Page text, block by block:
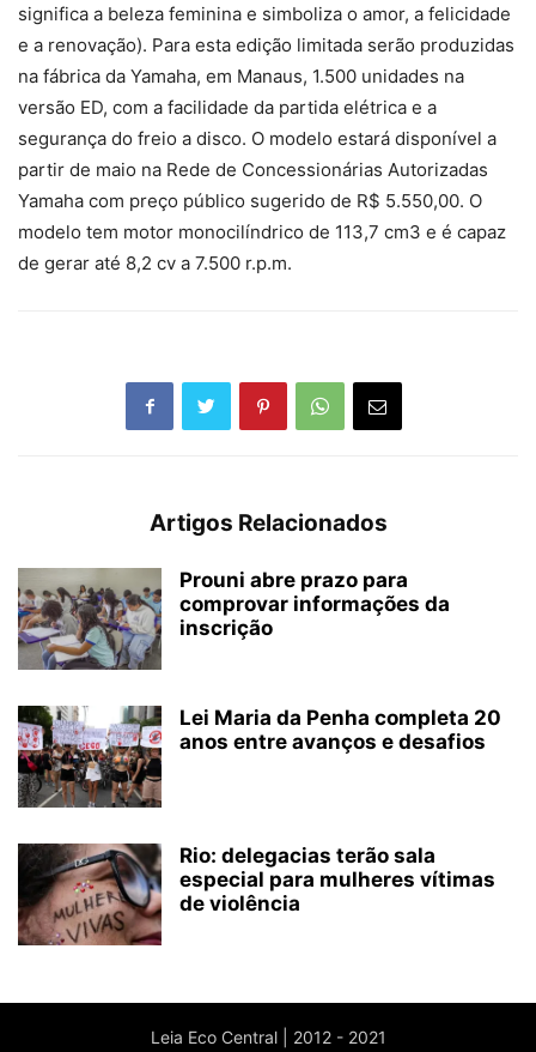
significa a beleza feminina e simboliza o amor, a felicidade
e a renovação). Para esta edição limitada serão produzidas
na fábrica da Yamaha, em Manaus, 1.500 unidades na
versão ED, com a facilidade da partida elétrica e a
segurança do freio a disco. O modelo estará disponível a
partir de maio na Rede de Concessionárias Autorizadas
Yamaha com preço público sugerido de R$ 5.550,00. O
modelo tem motor monocilíndrico de 113,7 cm3 e é capaz
de gerar até 8,2 cv a 7.500 r.p.m.
Artigos Relacionados
Prouni abre prazo para
comprovar informações da
inscrição
Lei Maria da Penha completa 20
anos entre avanços e desafios
Rio: delegacias terão sala
especial para mulheres vítimas
de violência
Leia Eco Central | 2012 - 2021